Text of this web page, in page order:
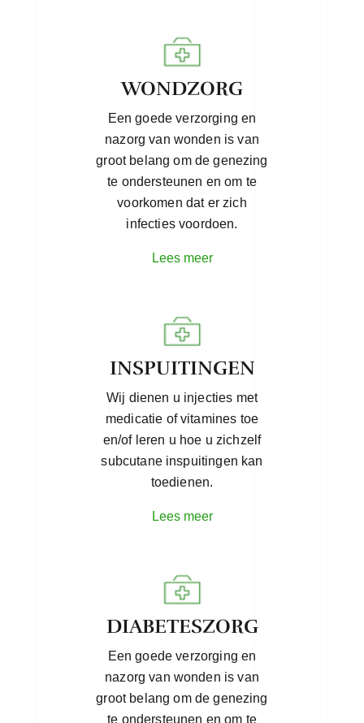
WONDZORG
Een goede verzorging en
nazorg van wonden is van
groot belang om de genezing
te ondersteunen en om te
voorkomen dat er zich
infecties voordoen.
Lees meer
INSPUITINGEN
Wij dienen u injecties met
medicatie of vitamines toe
en/of leren u hoe u zichzelf
subcutane inspuitingen kan
toedienen.
Lees meer
DIABETESZORG
Een goede verzorging en
nazorg van wonden is van
groot belang om de genezing
te ondersteunen en om te